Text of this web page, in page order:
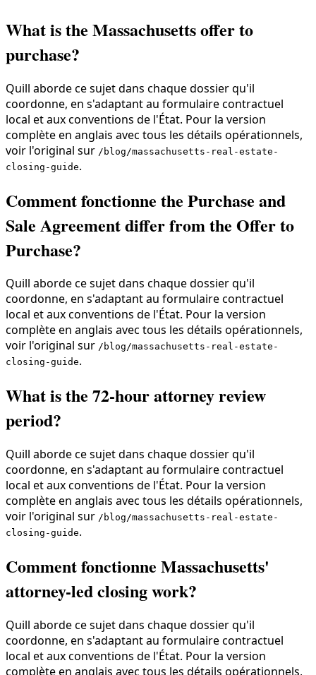
What is the Massachusetts offer to
purchase?
Quill aborde ce sujet dans chaque dossier qu'il
coordonne, en s'adaptant au formulaire contractuel
local et aux conventions de l'État. Pour la version
complète en anglais avec tous les détails opérationnels,
voir l'original sur /blog/massachusetts-real-estate-
closing-guide.
Comment fonctionne the Purchase and
Sale Agreement differ from the Offer to
Purchase?
Quill aborde ce sujet dans chaque dossier qu'il
coordonne, en s'adaptant au formulaire contractuel
local et aux conventions de l'État. Pour la version
complète en anglais avec tous les détails opérationnels,
voir l'original sur /blog/massachusetts-real-estate-
closing-guide.
What is the 72-hour attorney review
period?
Quill aborde ce sujet dans chaque dossier qu'il
coordonne, en s'adaptant au formulaire contractuel
local et aux conventions de l'État. Pour la version
complète en anglais avec tous les détails opérationnels,
voir l'original sur /blog/massachusetts-real-estate-
closing-guide.
Comment fonctionne Massachusetts'
attorney-led closing work?
Quill aborde ce sujet dans chaque dossier qu'il
coordonne, en s'adaptant au formulaire contractuel
local et aux conventions de l'État. Pour la version
complète en anglais avec tous les détails opérationnels,